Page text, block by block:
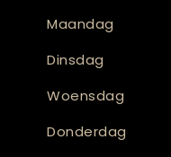
Maandag
Dinsdag
Woensdag
Donderdag